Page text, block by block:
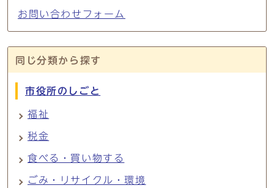
お問い合わせフォーム
同じ分類から探す
市役所のしごと
福祉
税金
食べる・買い物する
ごみ・リサイクル・環境